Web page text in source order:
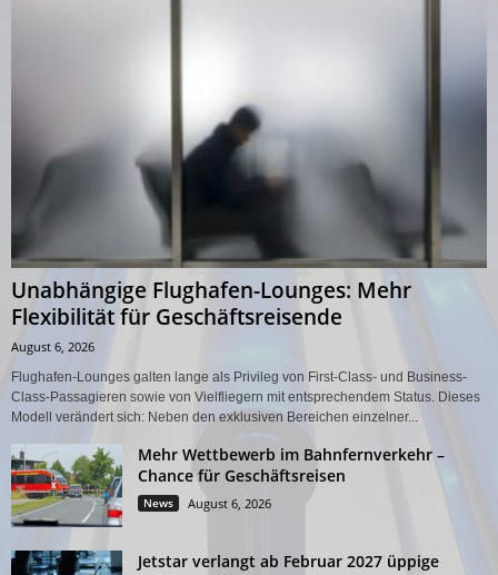
Unabhängige Flughafen-Lounges: Mehr
Flexibilität für Geschäftsreisende
August 6, 2026
Flughafen-Lounges galten lange als Privileg von First-Class- und Business-
Class-Passagieren sowie von Vielfliegern mit entsprechendem Status. Dieses
Modell verändert sich: Neben den exklusiven Bereichen einzelner...
Mehr Wettbewerb im Bahnfernverkehr –
Chance für Geschäftsreisen
News August 6, 2026
Jetstar verlangt ab Februar 2027 üppige